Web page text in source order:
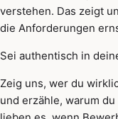
verstehen. Das zeigt
die Anforderungen
Sei authentisch in
Zeig uns, wer du
und erzähle, warum